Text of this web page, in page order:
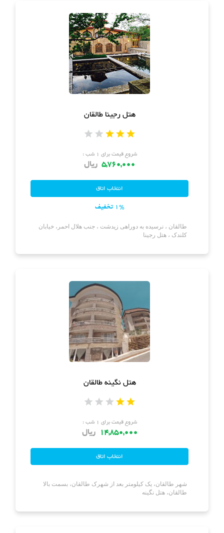
هتل رجینا طالقان
شروع قیمت برای ۱ شب :
5,760,000 ریال
1% تخفیف
طالقان ، نرسیده به دوراهی زیدشت ، جنب هلال احمر، خیابان
کلندک ، هتل رجینا
هتل نگینه طالقان
شروع قیمت برای ۱ شب :
14,850,000 ریال
شهر طالقان، یک کیلومتر بعد از شهرک طالقان، بسمت بالا
طالقان، هتل نگینه